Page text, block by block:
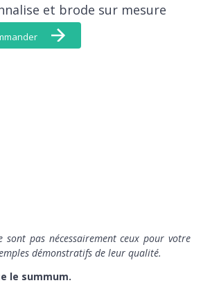
et brode sur mesure
sont pas nécessairement ceux pour votre
démonstratifs de leur qualité.
le summum.